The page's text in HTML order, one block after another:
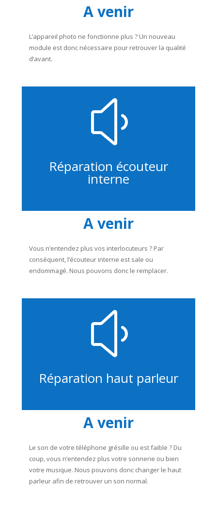
A venir
L’appareil photo ne fonctionne plus ? Un nouveau
module est donc nécessaire pour retrouver la qualité
d’avant.
y
Réparation écouteur
interne
A venir
Vous n’entendez plus vos interlocuteurs ? Par
conséquent, l’écouteur interne est sale ou
endommagé. Nous pouvons donc le remplacer.
y
Réparation haut parleur
A venir
Le son de votre téléphone grésille ou est faible ? Du
coup, vous n’entendez plus votre sonnerie ou bien
votre musique. Nous pouvons donc changer le haut
parleur afin de retrouver un son normal.